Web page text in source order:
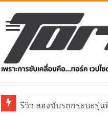
รีวิว ลองขับรถกระบะรุ่น